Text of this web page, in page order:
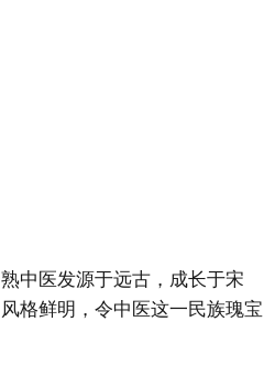
中医发源于远古，成长于宋
格鲜明，令中医这一民族瑰宝